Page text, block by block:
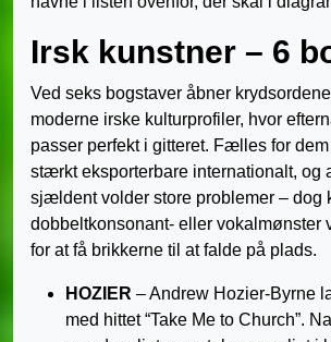
Irsk kunstner – 6
Ved seks bogstaver åbner
moderne irske kulturprofiler, hvor
passer perfekt i gitteret. Fælles for dem
stærkt eksporterbare internationalt, og
sjældent volder store problemer – dog
dobbeltkonsonant- eller vokalmønster
for at få brikkerne til at falde på plads.
HOZIER – Andrew Hozier-Byrne
med hittet “Take Me to Church”.